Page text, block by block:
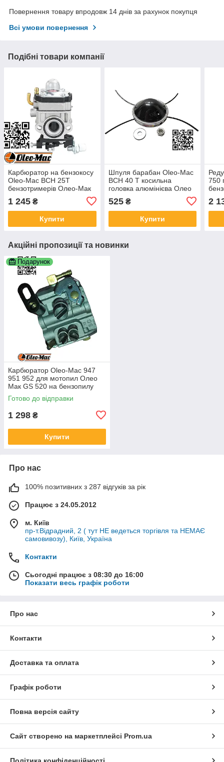
Повернення товару впродовж 14 днів за рахунок покупця
Всі умови повернення
Подібні товари компанії
Карбюратор на бензокосу
Oleo-Mac BCH 25T
бензотримерів Олео-Мак
250S 2318557R
1 245 ₴
Купити
Шпуля барабан Oleo-Mac
BCH 40 T косильна
головка алюмінієва Олео
професійна 418850
539167
525₴
Купити
750
2
Акційні пропозиції та новинки
Подарунок
Карбюратор Oleo-Mac 947
951 952 для мотопил Олео
Мак GS 520 на бензопилу
Efco 147 152 50070224B
HDA-205 HDA-314
Готово до відправки
1 298 ₴
Купити
Про нас
100% позитивних з 287 відгуків за рік
Працює з 24.05.2012
м. Київ
пр-т.Відрадний, 2 ( тут НЕ ведеться торгівля та НЕМАЄ
самовивозу), Київ, Україна
Контакти
Сьогодні працює з 08:30 до 16:00
Показати весь графік роботи
Про нас
Контакти
Доставка та оплата
Графік роботи
Повна версія сайту
Сайт створено на маркетплейсі Prom.ua